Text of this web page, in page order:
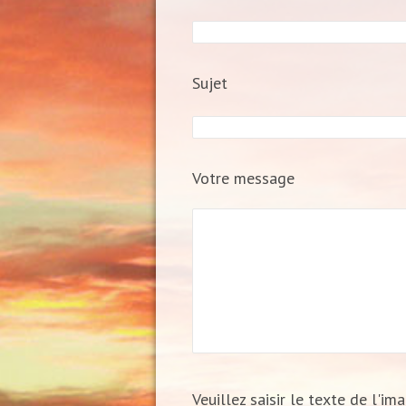
Sujet
Votre message
Veuillez saisir le texte de